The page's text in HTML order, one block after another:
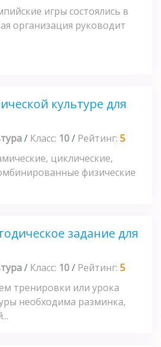
игры состоялись в
организация руководит
культуре для
/ Класс: 10/ Рейтинг: 5
циклические,
физические
задание для
/ Класс: 10/ Рейтинг: 5
тренировки или урока
необходима разминка,